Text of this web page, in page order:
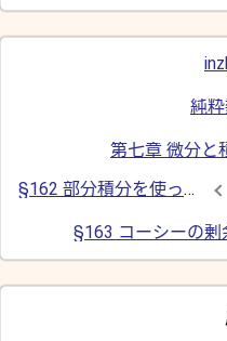
純
第七章 微分と
§162 部分積分を使ったテイラーの定理の証明
§163 コーシーの剰